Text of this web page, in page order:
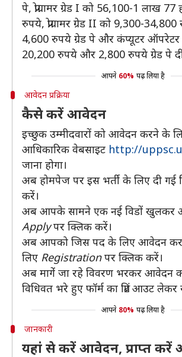
पे, प्रोग्रामर ग्रेड I को 56,100-1 लाख
रुपये, प्रोग्रामर ग्रेड II को 9,300-
4,600 रुपये ग्रेड पे और कंप्यूटर
20,200 रुपये और 2,800 रुपये ग्रेड पे
आपने 60% पढ़ लिया है
आवेदन प्रक्रिया
कैसे करें आवेदन
इच्छुक उम्मीदवारों को आवेदन करने के
आधिकारिक वेबसाइट http://
जाना होगा।
अब होमपेज पर इस भर्ती के लिए दी गई
करें।
अब आपके सामने एक नई विडों खुलकर
Applyपर क्लिक करें।
अब आपको जिस पद के लिए आवेदन
लिए Registrationपर क्लिक करें।
अब मागेंं जा रहे विवरण भरकर आवेदन
विधिवत भरे हुए फॉर्म का प्रिंट आउट
आपने 80% पढ़ लिया है
जानकारी
यहां से करें आवेदन, प्राप्त करें